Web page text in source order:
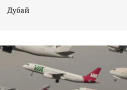
Дубай